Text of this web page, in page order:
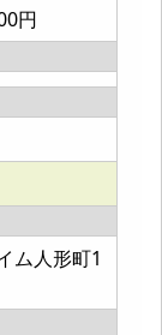
円
ム人形町1